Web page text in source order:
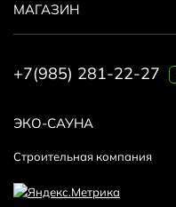
ЭКО-САУНА
Строительная компания
МАГАЗИН
+7(985) 281-22-27